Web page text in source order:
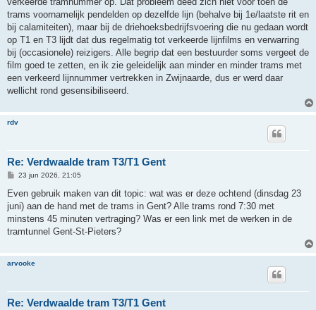
trams voornamelijk pendelden op dezelfde lijn (behalve bij 1e/laatste rit en
bij calamiteiten), maar bij de driehoeksbedrijfsvoering die nu gedaan wordt
op T1 en T3 lijdt dat dus regelmatig tot verkeerde lijnfilms en verwarring
bij (occasionele) reizigers. Alle begrip dat een bestuurder soms vergeet de
film goed te zetten, en ik zie geleidelijk aan minder en minder trams met
een verkeerd lijnnummer vertrekken in Zwijnaarde, dus er werd daar
wellicht rond gesensibiliseerd.
rdv
Re: Verdwaalde tram T3/T1 Gent
B
r
c
h
23 jun 2026, 21:05
Even gebruik maken van dit topic: wat was er deze ochtend (dinsdag 23
juni) aan de hand met de trams in Gent? Alle trams rond 7:30 met
minstens 45 minuten vertraging? Was er een link met de werken in de
tramtunnel Gent-St-Pieters?
arvooke
Re: Verdwaalde tram T3/T1 Gent